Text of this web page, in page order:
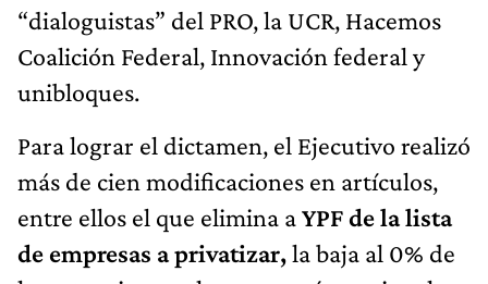
“dialoguistas” del PRO, la UCR, Hacemos
Coalición Federal, Innovación federal y
unibloques.
Para lograr el dictamen, el Ejecutivo realizó
más de cien modificaciones en artículos,
entre ellos el que elimina aYPF de la lista
de empresas a privatizar,la baja al 0% de